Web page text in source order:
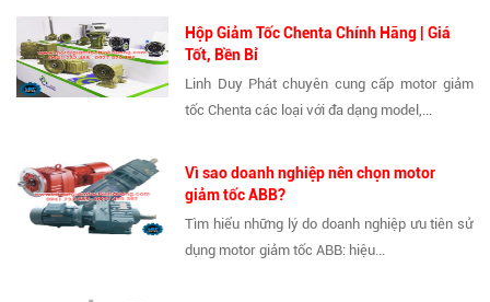
Hộp Giảm Tốc Chenta Chính Hãng | Giá
Tốt, Bền Bỉ
Linh Duy Phát chuyên cung cấp motor giảm
tốc Chenta các loại với đa dạng model,...
Vì sao doanh nghiệp nên chọn motor
giảm tốc ABB?
Tìm hiểu những lý do doanh nghiệp ưu tiên sử
dụng motor giảm tốc ABB: hiệu...